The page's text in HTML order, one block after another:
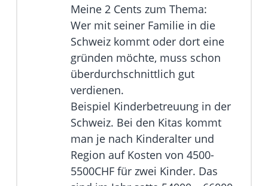
Meine 2 Cents zum Thema:
Wer mit seiner Familie in die
Schweiz kommt oder dort eine
gründen möchte, muss schon
überdurchschnittlich gut
verdienen.
Beispiel Kinderbetreuung in der
Schweiz. Bei den Kitas kommt
man je nach Kinderalter und
Region auf Kosten von 4500-
5500CHF für zwei Kinder. Das